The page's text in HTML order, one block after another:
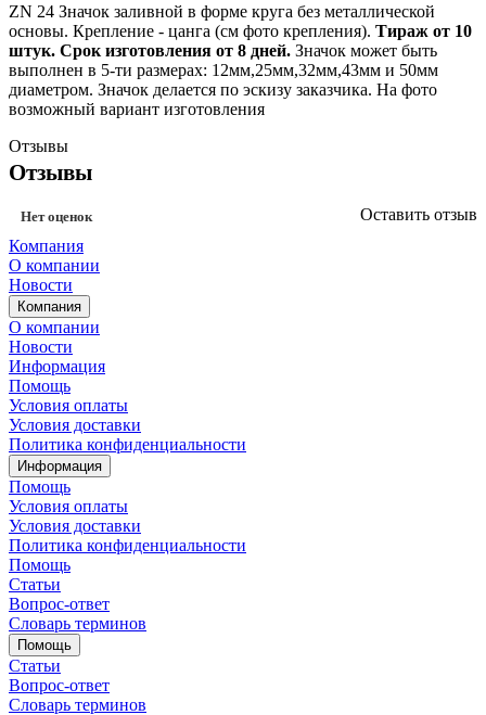
ZN 24 Значок заливной в форме круга без металлической
основы. Крепление - цанга (см фото крепления). Тираж от 10
штук. Срок изготовления от 8 дней. Значок может быть
выполнен в 5-ти размерах: 12мм,25мм,32мм,43мм и 50мм
диаметром. Значок делается по эскизу заказчика. На фото
возможный вариант изготовления
Отзывы
Отзывы
Нет оценок
Оставить отзыв
Компания
О компании
Новости
Компания
О компании
Новости
Информация
Помощь
Условия оплаты
Условия доставки
Политика конфиденциальности
Информация
Помощь
Условия оплаты
Условия доставки
Политика конфиденциальности
Помощь
Статьи
Вопрос-ответ
Словарь терминов
Помощь
Статьи
Вопрос-ответ
Словарь терминов